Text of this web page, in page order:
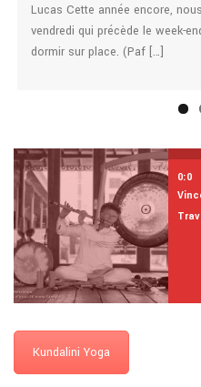
Lucas Cette année encore,
vendredi qui précède le week-
dormir sur place. (Paf […]
0:0
Kundalini Yoga